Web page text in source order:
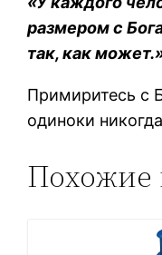
размером с
так, как
Примиритесь с
одиноки
Похожие